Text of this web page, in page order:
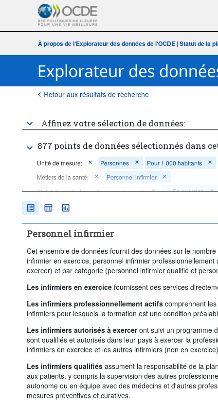
À propos de l‘Explorateur des données de l‘OCDE | Statut de la
Retour aux résultats de recherche
Affinez votre sélection de données:
877 points de données sélectionnés dans
Unité de mesure: Personnes
Pour 1 000 habitants
Métiers de la santé:
Personnel infirmier
Statut d'activité des professions de santé:
...>En exercice
Période temporelle:
Personnel infirmier
Cet ensemble de données fournit des données sur le
infirmier en exercice, personnel infirmier
exercer) et par catégorie (personnel infirmier qualifié et
Les infirmiers en exercicefournissent des services
Les infirmiers professionnellement actifscomprennent les
infirmiers pour lesquels la formation est une condition
Les infirmiers autorisés à exerceront suivi un programme
sont qualifiés et autorisés dans leur pays à exercer la
infirmiers en exercice et les autres infirmiers (non en
Les infirmiers qualifiésassument la responsabilité de la
aux patients, y compris la supervision des autres
autonome ou en équipe avec des médecins et d'autres
mesures préventives et curatives.